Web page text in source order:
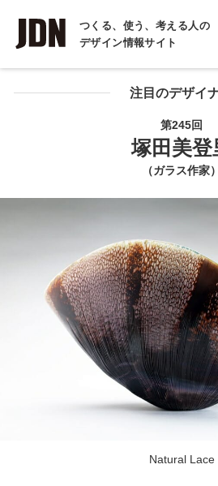
つくる、使う、考える人の
デザイン情報サイト
INTERVIEW
インタビュー
REPORT 注目のデザイ
第245回
塚田美登
（ガラス作家）
Natural Lace